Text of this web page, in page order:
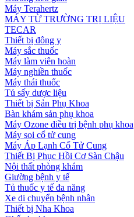
Máy Terahertz
MÁY TỪ TRƯỜNG TRỊ LIỆU
TECAR
Thiết bị đông y
Máy sắc thuốc
Máy làm viên hoàn
Máy nghiền thuốc
Máy thái thuốc
Tủ sấy dược liệu
Thiết bị Sản Phụ Khoa
Bàn khám sản phụ khoa
Máy Ozone điều trị bệnh phụ khoa
Máy soi cổ tử cung
Máy Áp Lạnh Cổ Tử Cung
Thiết Bị Phục Hồi Cơ Sàn Chậu
Nội thất phòng khám
Giường bệnh y tế
Tủ thuốc y tế đa năng
Xe di chuyển bệnh nhân
Thiết bị Nha Khoa